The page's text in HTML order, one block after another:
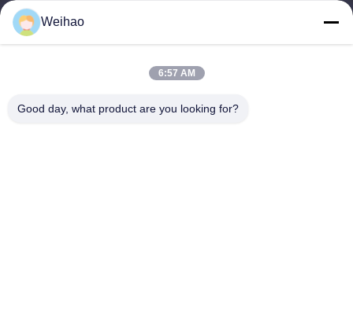
E-mail
408690175@qq.com
Địa chỉ của chúng tôi
Weihao
6:57 AM
Good day, what product are you looking for?